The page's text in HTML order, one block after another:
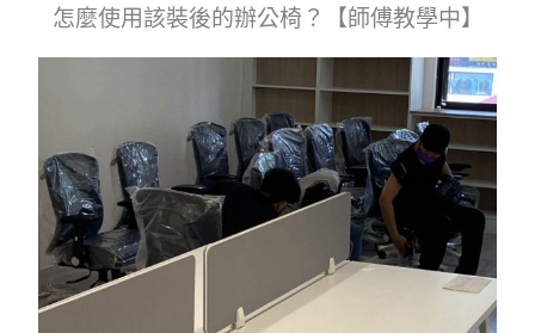
怎麼使用該裝後的辦公椅？【師傅教學中】